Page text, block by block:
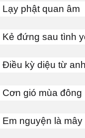
Lạy phật quan âm
Kẻ đứng sau tình
Điều kỳ diệu từ anh
Cơn gió mùa đông
Em nguyện là mây